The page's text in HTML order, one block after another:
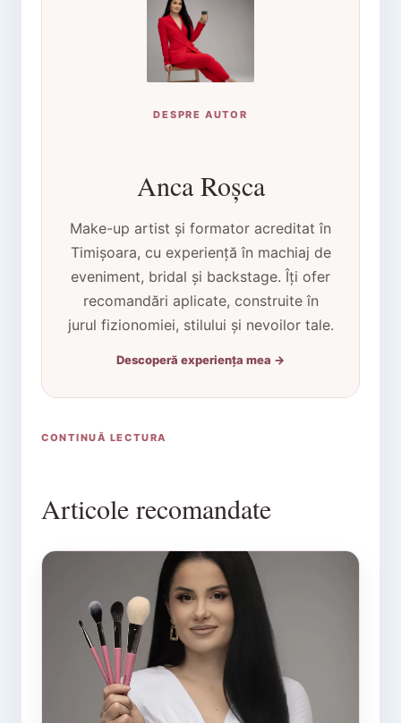
DESPRE AUTOR
Anca Roșca
Make-up artist și formator acreditat în
Timișoara, cu experiență în machiaj de
eveniment, bridal și backstage. Îți ofer
recomandări aplicate, construite în
jurul fizionomiei, stilului și nevoilor tale.
Descoperă experiența mea →
CONTINUĂ LECTURA
Articole recomandate